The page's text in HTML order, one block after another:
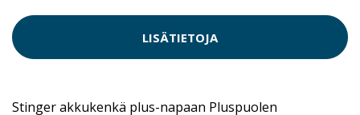
LISÄTIETOJA
Stinger akkukenkä plus-napaan Pluspuolen